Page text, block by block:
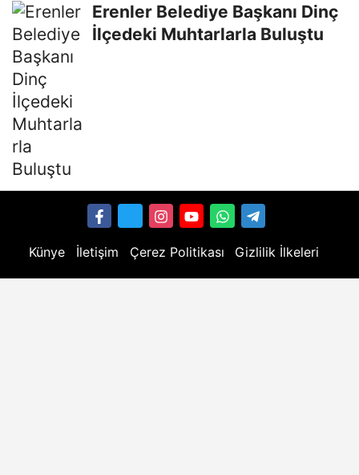
Erenler Belediye Başkanı Dinç
İlçedeki Muhtarlarla Buluştu
Künye İletişim Çerez Politikası Gizlilik İlkeleri